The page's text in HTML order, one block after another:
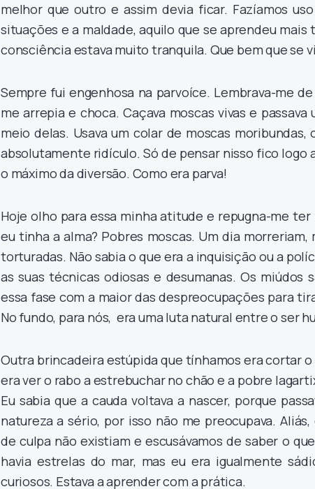
melhor que outro e assim devia ficar. Fazíamos
situações e a maldade, aquilo que se aprendeu mais
consciência estava muito tranquila. Que bem que se
Sempre fui engenhosa na parvoíce. Lembrava-me
me arrepia e choca. Caçava moscas vivas e
meio delas. Usava um colar de moscas
absolutamente ridículo. Só de pensar nisso fico logo
o máximo da diversão. Como era parva!
Hoje olho para essa minha atitude e repugna-me
eu tinha a alma? Pobres moscas. Um dia morreriam,
torturadas. Não sabia o que era a inquisição ou a
as suas técnicas odiosas e desumanas. Os miúdos
essa fase com a maior das despreocupações para
No fundo, para nós, era uma luta natural entre o ser
Outra brincadeira estúpida que tínhamos era cortar o
era ver o rabo a estrebuchar no chão e a pobre
Eu sabia que a cauda voltava a nascer, porque
natureza a sério, por isso não me preocupava.
de culpa não existiam e escusávamos de saber o
havia estrelas do mar, mas eu era igualmente
curiosos. Estava a aprender com a prática.